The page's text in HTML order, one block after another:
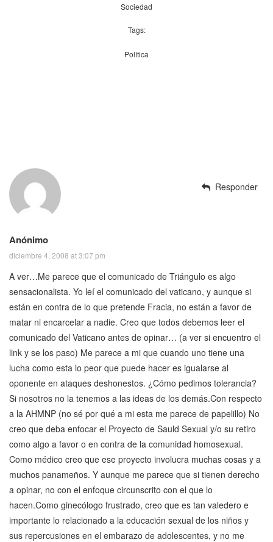
Sociedad
Tags:
Política
Anónimo
diciembre 4, 2008 at 3:07 pm
A ver…Me parece que el comunicado de Triángulo es algo
sensacionalista. Yo leí el comunicado del vaticano, y aunque si
están en contra de lo que pretende Fracia, no están a favor de
matar ni encarcelar a nadie. Creo que todos debemos leer el
comunicado del Vaticano antes de opinar… (a ver si encuentro el
link y se los paso) Me parece a mi que cuando uno tiene una
lucha como esta lo peor que puede hacer es igualarse al
oponente en ataques deshonestos. ¿Cómo pedimos tolerancia?
Si nosotros no la tenemos a las ideas de los demás.Con respecto
a la AHMNP (no sé por qué a mi esta me parece de papelillo) No
creo que deba enfocar el Proyecto de Sauld Sexual y/o su retiro
como algo a favor o en contra de la comunidad homosexual.
Como médico creo que ese proyecto involucra muchas cosas y a
muchos panameños. Y aunque me parece que si tienen derecho
a opinar, no con el enfoque circunscrito con el que lo
hacen.Como ginecólogo frustrado, creo que es tan valedero e
importante lo relacionado a la educación sexual de los niños y
sus repercusiones en el embarazo de adolescentes, y no me
Responder